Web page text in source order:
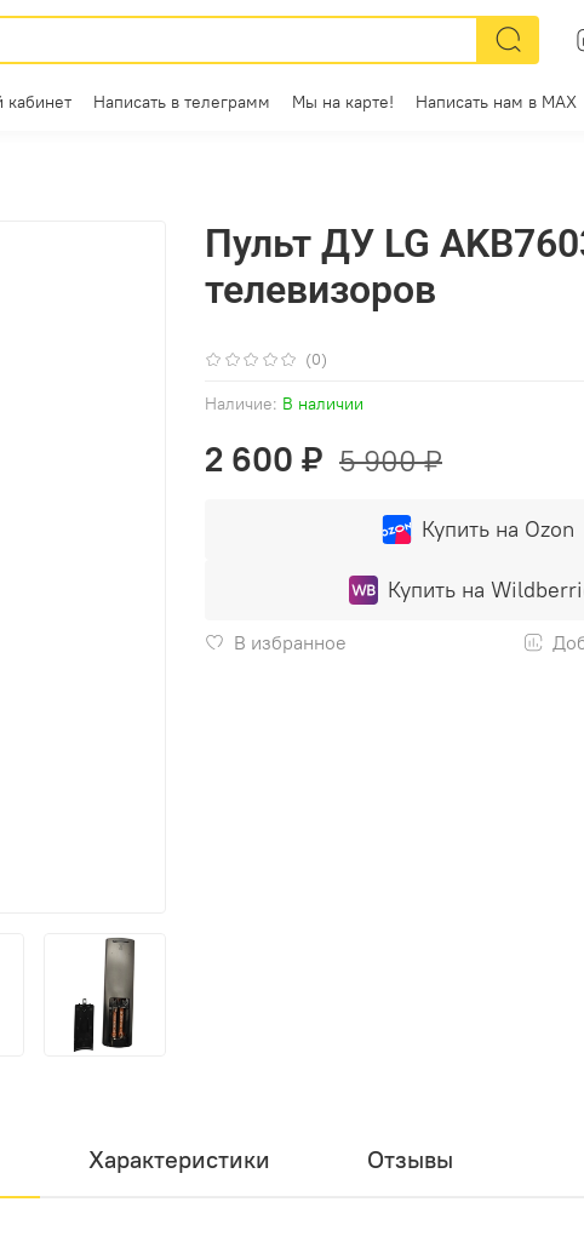
кабинет Написать в телеграмм Мы на карте! Написать нам в МАХ
(0)
Наличие: В наличии
Пульт ДУ LG
телевизоров
2 600 ₽ 5 900 ₽
Купить на Ozon
Купить на
В избранное
Характеристики Отзывы